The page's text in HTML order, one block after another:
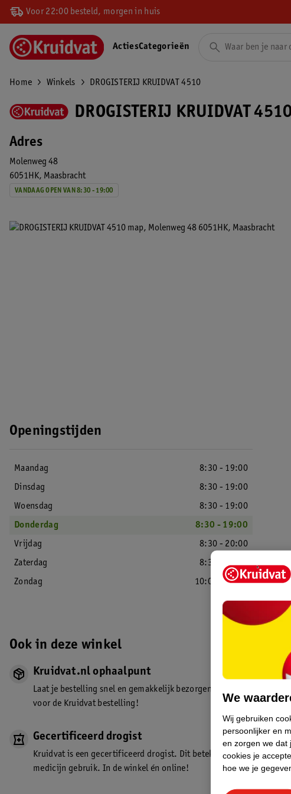
Voor 22:00 besteld, morgen in huis
ActiesCategorieën
Home Winkels DROGISTERIJ KRUIDVAT 4510
DROGISTERIJ KRUIDVAT
Adres
Molenweg 48
6051HK Maasbracht
VANDAAG OPEN VAN 8:30 - 19:00
Openingstijden
Maandag
8:30 - 19:00
Dinsdag
8:30 - 19:00
Woensdag
8:30 - 19:00
Donderdag
8:30 - 19:00
Vrijdag
8:30 - 20:00
Zaterdag
8:30 - 18:00
Zondag
10:00 - 17:00
Ook in deze winkel
Kruidvat.nl ophaalpunt
Laat je bestelling snel en gemakkelijk bezorgen in de winkel. Zo
voor de Kruidvat bestelling!
Gecertificeerd drogist
Kruidvat is een gecertificeerd drogist. Dit betekent dat je
medicijn gebruik. In de winkel én online!
We
Wij gebruiken
persoonlijker en
en zorgen we dat
cookies je
hoe we je